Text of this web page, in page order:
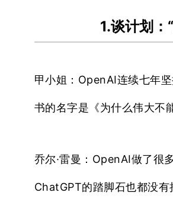
1.谈计划：
甲小姐： OpenAI连续七年
书的名字是《为什么伟大不
乔尔·雷曼： OpenAI做了很
ChatGPT的踏脚石也都没